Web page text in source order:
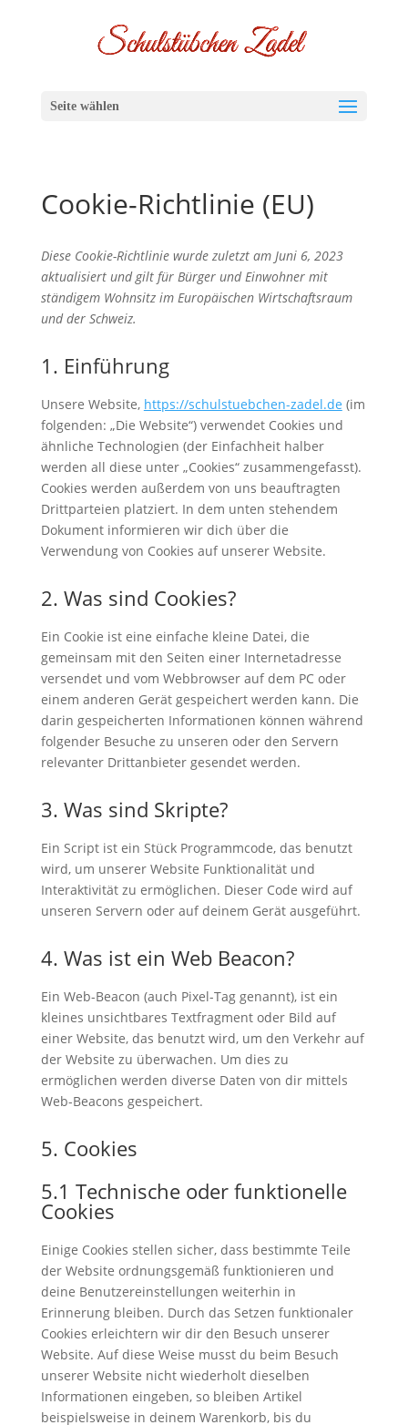
Seite wählen
Cookie-Richtlinie (EU)
Diese Cookie-Richtlinie wurde zuletzt am Juni 6, 2023
aktualisiert und gilt für Bürger und Einwohner mit
ständigem Wohnsitz im Europäischen Wirtschaftsraum
und der Schweiz.
1. Einführung
Unsere Website, https://schulstuebchen-zadel.de (im
folgenden: „Die Website“) verwendet Cookies und
ähnliche Technologien (der Einfachheit halber
werden all diese unter „Cookies“ zusammengefasst).
Cookies werden außerdem von uns beauftragten
Drittparteien platziert. In dem unten stehendem
Dokument informieren wir dich über die
Verwendung von Cookies auf unserer Website.
2. Was sind Cookies?
Ein Cookie ist eine einfache kleine Datei, die
gemeinsam mit den Seiten einer Internetadresse
versendet und vom Webbrowser auf dem PC oder
einem anderen Gerät gespeichert werden kann. Die
darin gespeicherten Informationen können während
folgender Besuche zu unseren oder den Servern
relevanter Drittanbieter gesendet werden.
3. Was sind Skripte?
Ein Script ist ein Stück Programmcode, das benutzt
wird, um unserer Website Funktionalität und
Interaktivität zu ermöglichen. Dieser Code wird auf
unseren Servern oder auf deinem Gerät ausgeführt.
4. Was ist ein Web Beacon?
Ein Web-Beacon (auch Pixel-Tag genannt), ist ein
kleines unsichtbares Textfragment oder Bild auf
einer Website, das benutzt wird, um den Verkehr auf
der Website zu überwachen. Um dies zu
ermöglichen werden diverse Daten von dir mittels
Web-Beacons gespeichert.
5. Cookies
5.1 Technische oder funktionelle
Cookies
Einige Cookies stellen sicher, dass bestimmte Teile
der Website ordnungsgemäß funktionieren und
deine Benutzereinstellungen weiterhin in
Erinnerung bleiben. Durch das Setzen funktionaler
Cookies erleichtern wir dir den Besuch unserer
Website. Auf diese Weise musst du beim Besuch
unserer Website nicht wiederholt dieselben
Informationen eingeben, so bleiben Artikel
beispielsweise in deinem Warenkorb, bis du